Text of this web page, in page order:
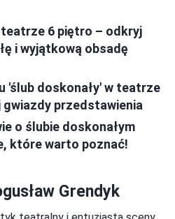
6 piętro – odkryj
i wyjątkową obsadę
'ślub doskonały' w teatrze
gwiazdy przedstawienia
o ślubie doskonałym
które warto poznać!
Grendyk